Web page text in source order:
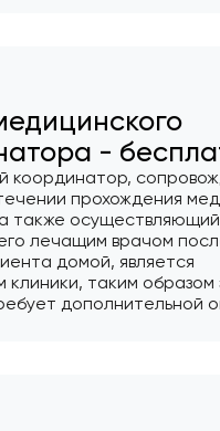
-
координатор,
прохождения
также осуществляющий
лечащим врачом
домой, является
клиники, таким образом
дополнительной